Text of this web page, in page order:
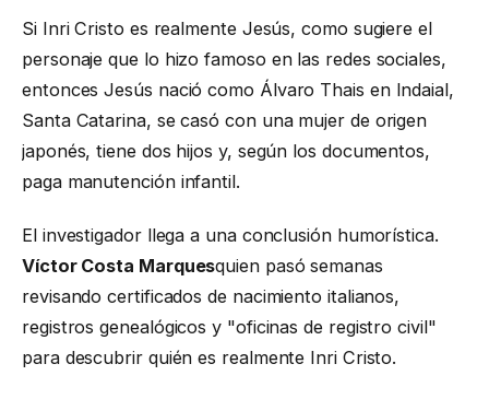
Si Inri Cristo es realmente Jesús, como sugiere el
personaje que lo hizo famoso en las redes sociales,
entonces Jesús nació como Álvaro Thais en Indaial,
Santa Catarina, se casó con una mujer de origen
japonés, tiene dos hijos y, según los documentos,
paga manutención infantil.
El investigador llega a una conclusión humorística.
Víctor Costa Marquesquien pasó semanas
revisando certificados de nacimiento italianos,
registros genealógicos y "oficinas de registro civil"
para descubrir quién es realmente Inri Cristo.